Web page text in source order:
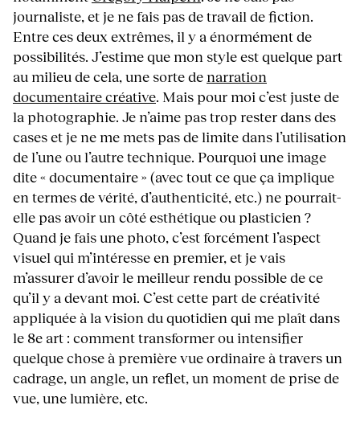
journaliste, et je ne fais pas de travail de fiction.
Entre ces deux extrêmes, il y a énormément de
possibilités. J’estime que mon style est quelque part
au milieu de cela, une sorte denarration
documentaire créative. Mais pour moi c’est juste de
la photographie. Je n’aime pas trop rester dans des
cases et je ne me mets pas de limite dans l’utilisation
de l’une ou l’autre technique. Pourquoi une image
dite « documentaire » (avec tout ce que ça implique
en termes de vérité, d’authenticité, etc.) ne pourrait-
elle pas avoir un côté esthétique ou plasticien ?
Quand je fais une photo, c’est forcément l’aspect
visuel qui m’intéresse en premier, et je vais
m’assurer d’avoir le meilleur rendu possible de ce
qu’il y a devant moi. C’est cette part de créativité
appliquée à la vision du quotidien qui me plaît dans
le 8e art : comment transformer ou intensifier
quelque chose à première vue ordinaire à travers un
cadrage, un angle, un reflet, un moment de prise de
vue, une lumière, etc.